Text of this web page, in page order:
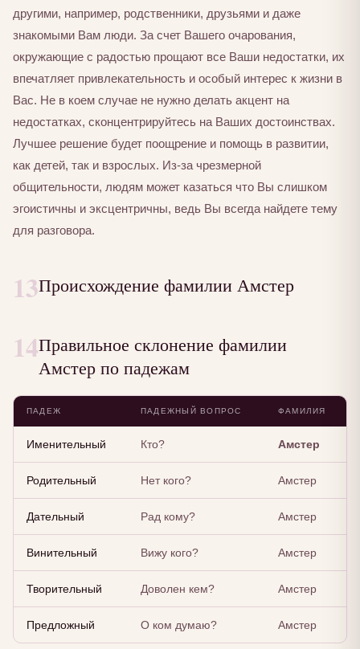
другими, например, родственники, друзьями и даже
знакомыми Вам люди. За счет Вашего очарования,
окружающие с радостью прощают все Ваши недостатки, их
впечатляет привлекательность и особый интерес к жизни в
Вас. Не в коем случае не нужно делать акцент на
недостатках, сконцентрируйтесь на Ваших достоинствах.
Лучшее решение будет поощрение и помощь в развитии,
как детей, так и взрослых. Из-за чрезмерной
общительности, людям может казаться что Вы слишком
эгоистичны и эксцентричны, ведь Вы всегда найдете тему
для разговора.
13Происхождение фамилии Амстер
14Правильное склонение фамилии
Амстер по падежам
ПАДЕЖ ПАДЕЖНЫЙ ВОПРОС ФАМИЛИЯ
Именительный Кто? Амстер
Родительный Нет кого? Амстер
Дательный Рад кому? Амстер
Винительный Вижу кого? Амстер
Творительный Доволен кем? Амстер
Предложный О ком думаю? Амстер